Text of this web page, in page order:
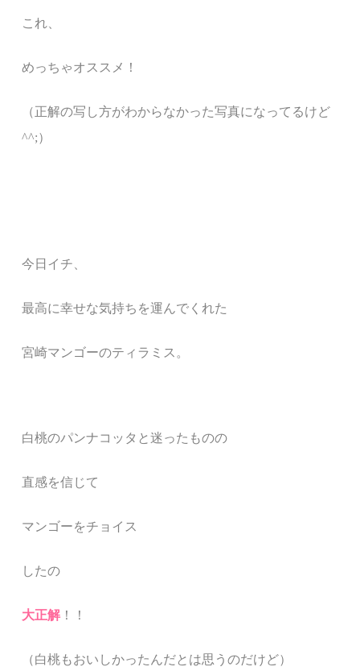
これ、
めっちゃオススメ！
（正解の写し方がわからなかった写真になってるけど
^^;）
今日イチ、
最高に幸せな気持ちを運んでくれた
宮崎マンゴーのティラミス。
白桃のパンナコッタと迷ったものの
直感を信じて
マンゴーをチョイス
したの
大正解！！
（白桃もおいしかったんだとは思うのだけど）